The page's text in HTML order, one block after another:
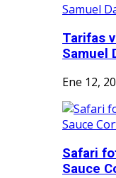
Tarifas
Samuel
Ene 12,
Safari
Sauce